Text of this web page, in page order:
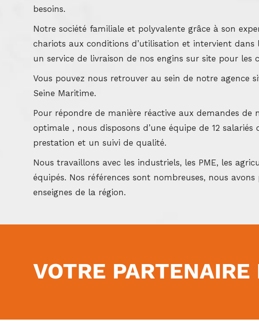
besoins.
Notre société familiale et polyvalente grâce à son
chariots aux conditions d’utilisation et intervient dans
un service de livraison de nos engins sur site pour les
Vous pouvez nous retrouver au sein de notre agence
Seine Maritime.
Pour répondre de manière réactive aux demandes de
optimale , nous disposons d’une équipe de 12
prestation et un suivi de qualité.
Nous travaillons avec les industriels, les PME, les
équipés. Nos références sont nombreuses, nous
enseignes de la région.
VOTRE PARTENAIRE